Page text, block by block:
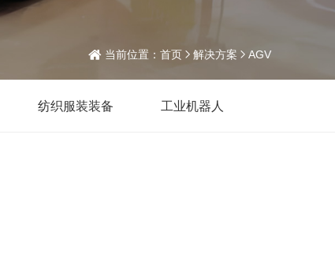
当前位置：首页 解决方案 AGV
纺织服装装备 工业机器人